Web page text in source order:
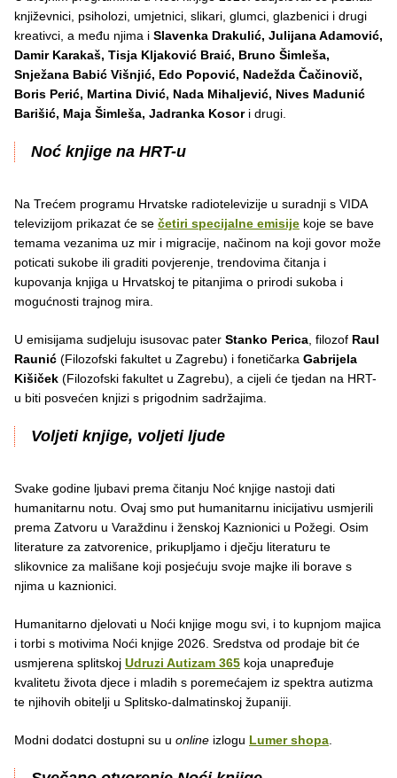
književnici, psiholozi, umjetnici, slikari, glumci, glazbenici i drugi
kreativci, a među njima i Slavenka Drakulić, Julijana Adamović,
Damir Karakaš, Tisja Kljaković Braić, Bruno Šimleša,
Snježana Babić Višnjić, Edo Popović, Nadežda Čačinovič,
Boris Perić, Martina Divić, Nada Mihaljević, Nives Madunić
Barišić, Maja Šimleša, Jadranka Kosori drugi.
Noć knjige na HRT-u
Na Trećem programu Hrvatske radiotelevizije u suradnji s VIDA
televizijom prikazat će se četiri specijalne emisije koje se bave
temama vezanima uz mir i migracije, načinom na koji govor može
poticati sukobe ili graditi povjerenje, trendovima čitanja i
kupovanja knjiga u Hrvatskoj te pitanjima o prirodi sukoba i
mogućnosti trajnog mira.
U emisijama sudjeluju isusovac pater Stanko Perica , filozof Raul
Raunić (Filozofski fakultet u Zagrebu) i fonetičarka Gabrijela
Kišiček (Filozofski fakultet u Zagrebu), a cijeli će tjedan na HRT-
u biti posvećen knjizi s prigodnim sadržajima.
Voljeti knjige, voljeti ljude
Svake godine ljubavi prema čitanju Noć knjige nastoji dati
humanitarnu notu. Ovaj smo put humanitarnu inicijativu usmjerili
prema Zatvoru u Varaždinu i ženskoj Kaznionici u Požegi. Osim
literature za zatvorenice, prikupljamo i dječju literaturu te
slikovnice za mališane koji posjećuju svoje majke ili borave s
njima u kaznionici.
Humanitarno djelovati u Noći knjige mogu svi, i to kupnjom majica
i torbi s motivima Noći knjige 2026. Sredstva od prodaje bit će
usmjerena splitskoj Udruzi Autizam 365 koja unapređuje
kvalitetu života djece i mladih s poremećajem iz spektra autizma
te njihovih obitelji u Splitsko-dalmatinskoj županiji.
Modni dodatci dostupni su u online izlogu Lumer shopa